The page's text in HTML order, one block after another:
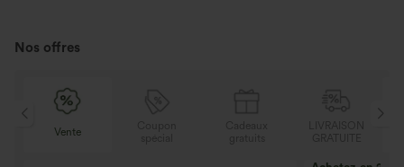
Nos offres